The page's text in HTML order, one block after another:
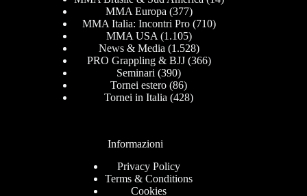
MMA Europa (377)
MMA Italia: Incontri Pro(710)
MMA USA (1.105)
News & Media (1.528)
PRO Grappling & BJJ(366)
Seminari (390)
Tornei estero (86)
Tornei in Italia (428)
Informazioni
Privacy Policy
Terms & Conditions
Cookies